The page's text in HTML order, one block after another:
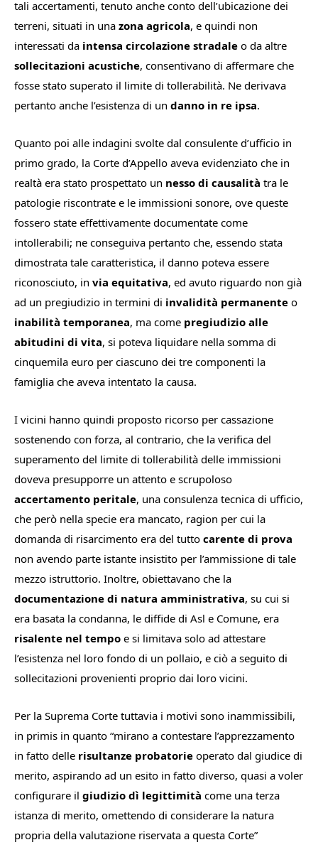
tali accertamenti, tenuto anche conto dell’ubicazione dei
terreni, situati in una zona agricola, e quindi non
interessati da intensa circolazione stradale o da altre
sollecitazioni acustiche, consentivano di affermare che
fosse stato superato il limite di tollerabilità. Ne derivava
pertanto anche l’esistenza di un danno in re ipsa.
Quanto poi alle indagini svolte dal consulente d’ufficio in
primo grado, la Corte d’Appello aveva evidenziato che in
realtà era stato prospettato un nesso di causalità tra le
patologie riscontrate e le immissioni sonore, ove queste
fossero state effettivamente documentate come
intollerabili; ne conseguiva pertanto che, essendo stata
dimostrata tale caratteristica, il danno poteva essere
riconosciuto, in via equitativa, ed avuto riguardo non già
ad un pregiudizio in termini di invalidità permanente o
inabilità temporanea, ma come pregiudizio alle
abitudini di vita, si poteva liquidare nella somma di
cinquemila euro per ciascuno dei tre componenti la
famiglia che aveva intentato la causa.
I vicini hanno quindi proposto ricorso per cassazione
sostenendo con forza, al contrario, che la verifica del
superamento del limite di tollerabilità delle immissioni
doveva presupporre un attento e scrupoloso
accertamento peritale, una consulenza tecnica di ufficio,
che però nella specie era mancato, ragion per cui la
domanda di risarcimento era del tutto carente di prova
non avendo parte istante insistito per l’ammissione di tale
mezzo istruttorio. Inoltre, obiettavano che la
documentazione di natura amministrativa, su cui si
era basata la condanna, le diffide di Asl e Comune, era
risalente nel tempo e si limitava solo ad attestare
l’esistenza nel loro fondo di un pollaio, e ciò a seguito di
sollecitazioni provenienti proprio dai loro vicini.
Per la Suprema Corte tuttavia i motivi sono inammissibili,
in primis in quanto “mirano a contestare l’apprezzamento
in fatto delle risultanze probatorie operato dal giudice di
merito, aspirando ad un esito in fatto diverso, quasi a voler
configurare il giudizio dì legittimità come una terza
istanza di merito, omettendo di considerare la natura
propria della valutazione riservata a questa Corte”